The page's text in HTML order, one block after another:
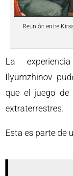
Reunión entre
La
Ilyumzhinov
que el juego de
extraterrestres.
Esta es parte de